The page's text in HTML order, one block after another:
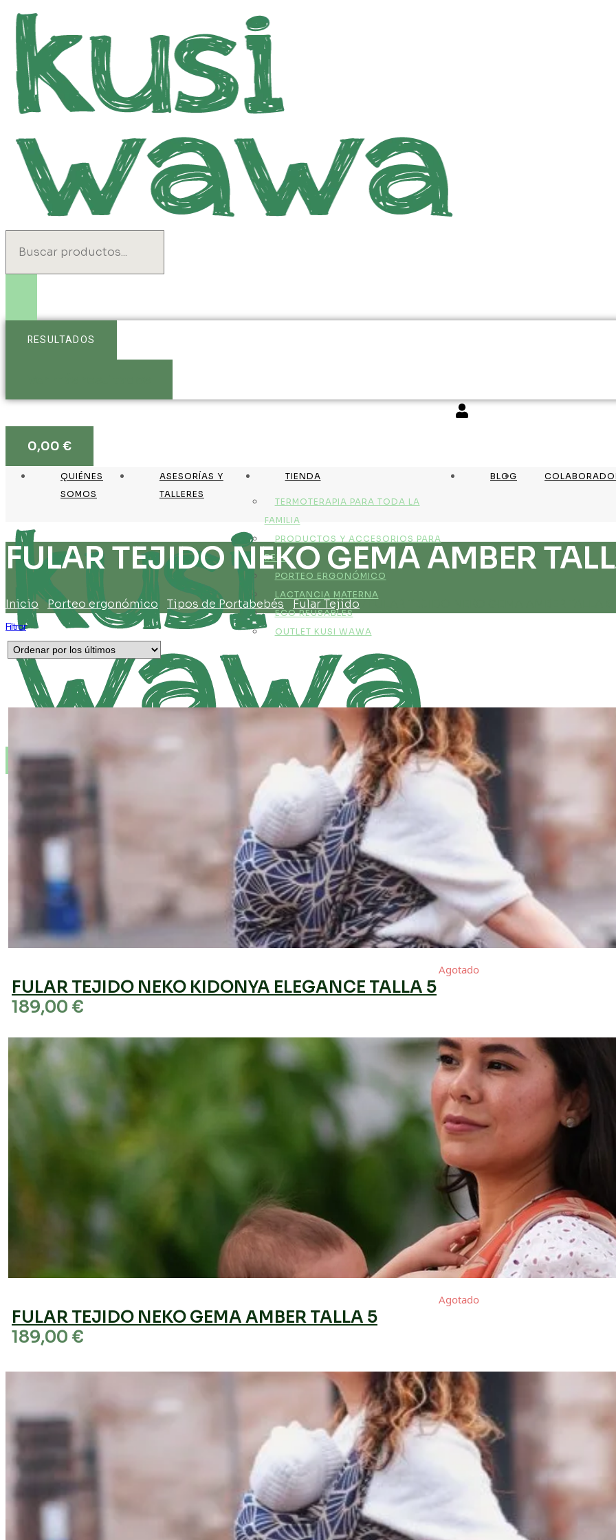
contenido
RESULTADOS
0,00 €
QUIÉNES
SOMOS
ASESORÍAS Y
TALLERES
TIENDA
TERMOTERAPIA PARA TODA LA
FAMILIA
PRODUCTOS Y ACCESORIOS PARA
BEBÉ
PORTEO ERGONÓMICO
LACTANCIA MATERNA
ECO REUSABLES
OUTLET KUSI WAWA
BLOG
FULAR TEJIDO NEKO GEMA AMBER
Inicio /Porteo ergonómico Tipos de Portabebés Fular Tejido
Filtrar
Agotado
FULAR TEJIDO NEKO KIDONYA ELEGANCE TALLA 5
189,00 €
Agotado
FULAR TEJIDO NEKO GEMA AMBER TALLA 5
189,00 €